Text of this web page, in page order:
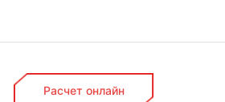
Расчет онлайн